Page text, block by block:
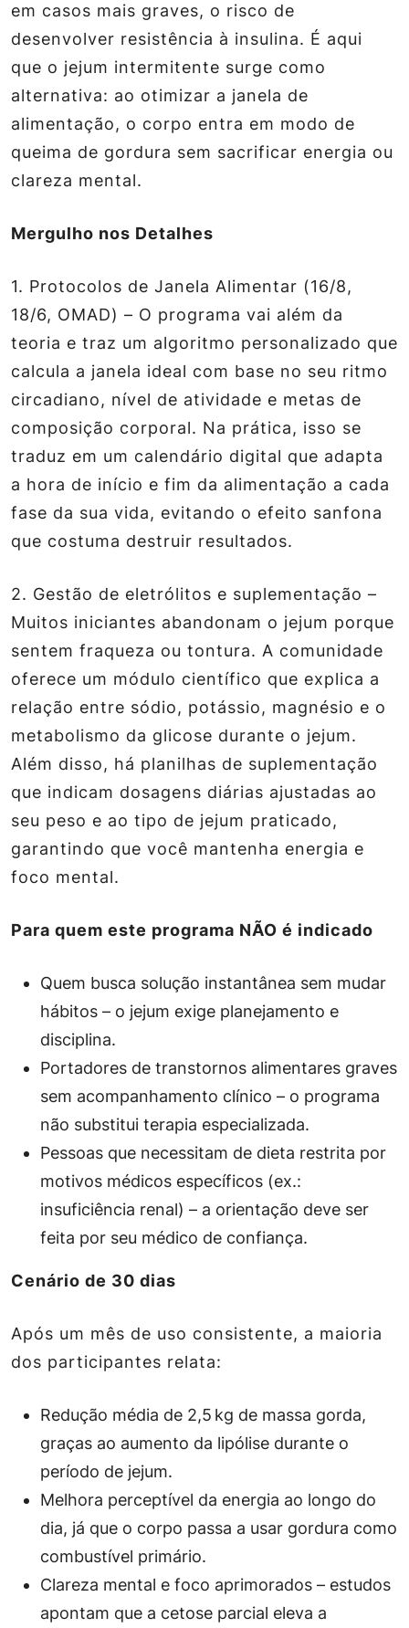
em casos mais graves, o risco de
desenvolver resistência à insulina. É aqui
que o jejum intermitente surge como
alternativa: ao otimizar a janela de
alimentação, o corpo entra em modo de
queima de gordura sem sacrificar energia ou
clareza mental.
Mergulho nos Detalhes
1. Protocolos de Janela Alimentar (16/8,
18/6, OMAD) – O programa vai além da
teoria e traz um algoritmo personalizado que
calcula a janela ideal com base no seu ritmo
circadiano, nível de atividade e metas de
composição corporal. Na prática, isso se
traduz em um calendário digital que adapta
a hora de início e fim da alimentação a cada
fase da sua vida, evitando o efeito sanfona
que costuma destruir resultados.
2. Gestão de eletrólitos e suplementação –
Muitos iniciantes abandonam o jejum porque
sentem fraqueza ou tontura. A comunidade
oferece um módulo científico que explica a
relação entre sódio, potássio, magnésio e o
metabolismo da glicose durante o jejum.
Além disso, há planilhas de suplementação
que indicam dosagens diárias ajustadas ao
seu peso e ao tipo de jejum praticado,
garantindo que você mantenha energia e
foco mental.
Para quem este programa NÃO é indicado
Quem busca solução instantânea sem mudar
hábitos – o jejum exige planejamento e
disciplina.
Portadores de transtornos alimentares graves
sem acompanhamento clínico – o programa
não substitui terapia especializada.
Pessoas que necessitam de dieta restrita por
motivos médicos específicos (ex.:
insuficiência renal) – a orientação deve ser
feita por seu médico de confiança.
Cenário de 30 dias
Após um mês de uso consistente, a maioria
dos participantes relata:
Redução média de 2,5 kg de massa gorda,
graças ao aumento da lipólise durante o
período de jejum.
Melhora perceptível da energia ao longo do
dia, já que o corpo passa a usar gordura como
combustível primário.
Clareza mental e foco aprimorados – estudos
apontam que a cetose parcial eleva a